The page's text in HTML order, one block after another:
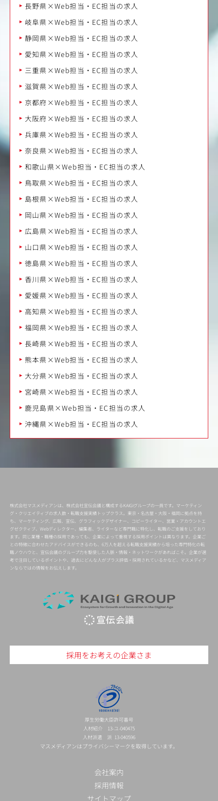
長野県×Web担当・EC担当の求人
岐阜県×Web担当・EC担当の求人
静岡県×Web担当・EC担当の求人
愛知県×Web担当・EC担当の求人
三重県×Web担当・EC担当の求人
滋賀県×Web担当・EC担当の求人
京都府×Web担当・EC担当の求人
大阪府×Web担当・EC担当の求人
兵庫県×Web担当・EC担当の求人
奈良県×Web担当・EC担当の求人
和歌山県×Web担当・EC担当の求人
鳥取県×Web担当・EC担当の求人
島根県×Web担当・EC担当の求人
岡山県×Web担当・EC担当の求人
広島県×Web担当・EC担当の求人
山口県×Web担当・EC担当の求人
徳島県×Web担当・EC担当の求人
香川県×Web担当・EC担当の求人
愛媛県×Web担当・EC担当の求人
高知県×Web担当・EC担当の求人
福岡県×Web担当・EC担当の求人
長崎県×Web担当・EC担当の求人
熊本県×Web担当・EC担当の求人
大分県×Web担当・EC担当の求人
宮崎県×Web担当・EC担当の求人
鹿児島県×Web担当・EC担当の求人
沖縄県×Web担当・EC担当の求人
株式会社マスメディアンは、株式会社宣伝会議と構成するKAIGIグループの一員です。マーケティン
グ・クリエイティブの求人数・転職支援実績トップクラス。東京・名古屋・大阪・福岡に拠点を持
ち、マーケティング、広報、宣伝、グラフィックデザイナー、コピーライター、営業・アカウントエ
グゼクティブ、Webディレクター、編集者、ライターなど専門職に特化し、転職のご支援をしており
ます。同じ業種・職種の採用であっても、企業によって重視する採用ポイントは異なります。企業ご
との特徴に合わせたアドバイスができるのも、6万人を超える転職支援実績から培った専門特化の転
職ノウハウと、宣伝会議のグループ力を駆使した人脈・情報・ネットワークがあればこそ。企業が選
考で注目しているポイントや、過去にどんな人がプラス評価・採用されているかなど、マスメディア
ンならではの情報をお伝えします。
採用をお考えの企業さま
厚生労働大臣許可番号
人材紹介 13-ユ-040475
人材派遣 派 13-040596
マスメディアンはプライバシーマークを取得しています。
会社案内
採用情報
サイトマップ